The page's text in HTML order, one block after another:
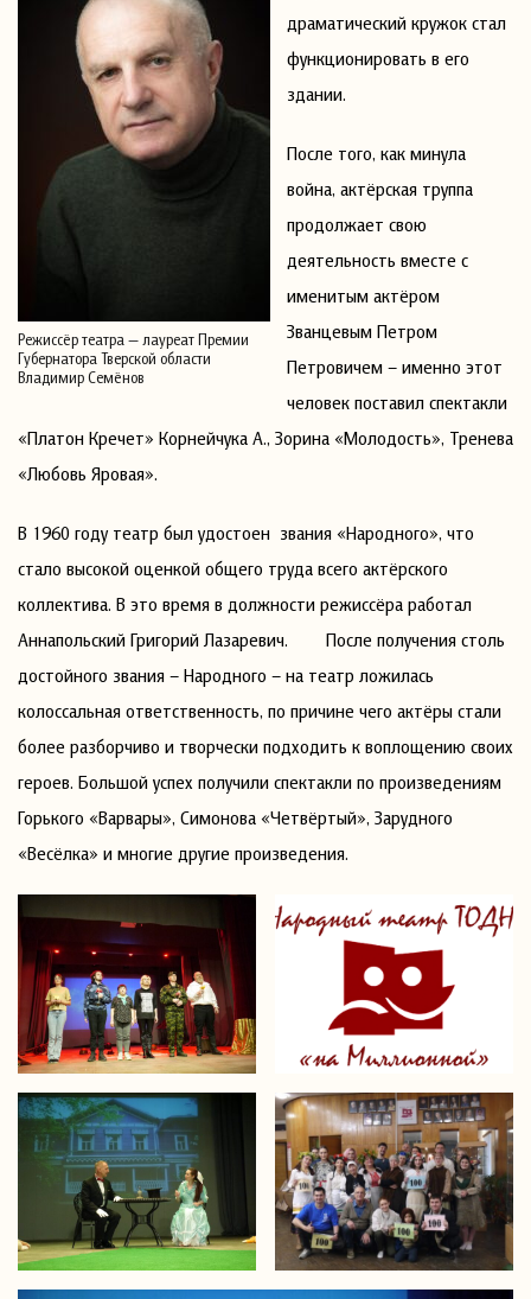
Режиссёр театра — лауреат Премии
Губернатора Тверской области
Владимир Семёнов
драматический кружок стал
функционировать в его
здании.
После того, как минула
война, актёрская труппа
продолжает свою
деятельность вместе с
именитым актёром
Званцевым Петром
Петровичем – именно этот
человек поставил спектакли
«Платон Кречет» Корнейчука А., Зорина «Молодость», Тренева
«Любовь Яровая».
В 1960 году театр был удостоен звания «Народного», что
стало высокой оценкой общего труда всего актёрского
коллектива. В это время в должности режиссёра работал
Аннапольский Григорий Лазаревич. После получения столь
достойного звания – Народного – на театр ложилась
колоссальная ответственность, по причине чего актёры стали
более разборчиво и творчески подходить к воплощению своих
героев. Большой успех получили спектакли по произведениям
Горького «Варвары», Симонова «Четвёртый», Зарудного
«Весёлка» и многие другие произведения.